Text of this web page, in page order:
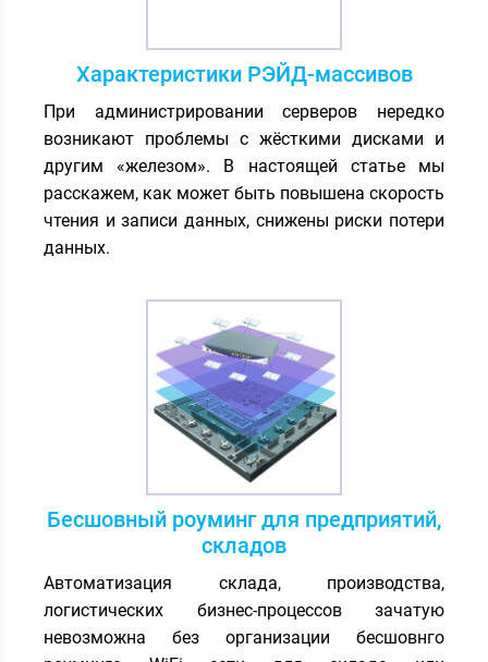
Характеристики РЭЙД-массивов
При администрировании серверов нередко
возникают проблемы с жёсткими дисками и
другим «железом». В настоящей статье мы
расскажем, как может быть повышена скорость
чтения и записи данных, снижены риски потери
данных.
Бесшовный роуминг для предприятий,
складов
Автоматизация склада, производства,
логистических бизнес-процессов зачатую
невозможна без организации бесшовнго